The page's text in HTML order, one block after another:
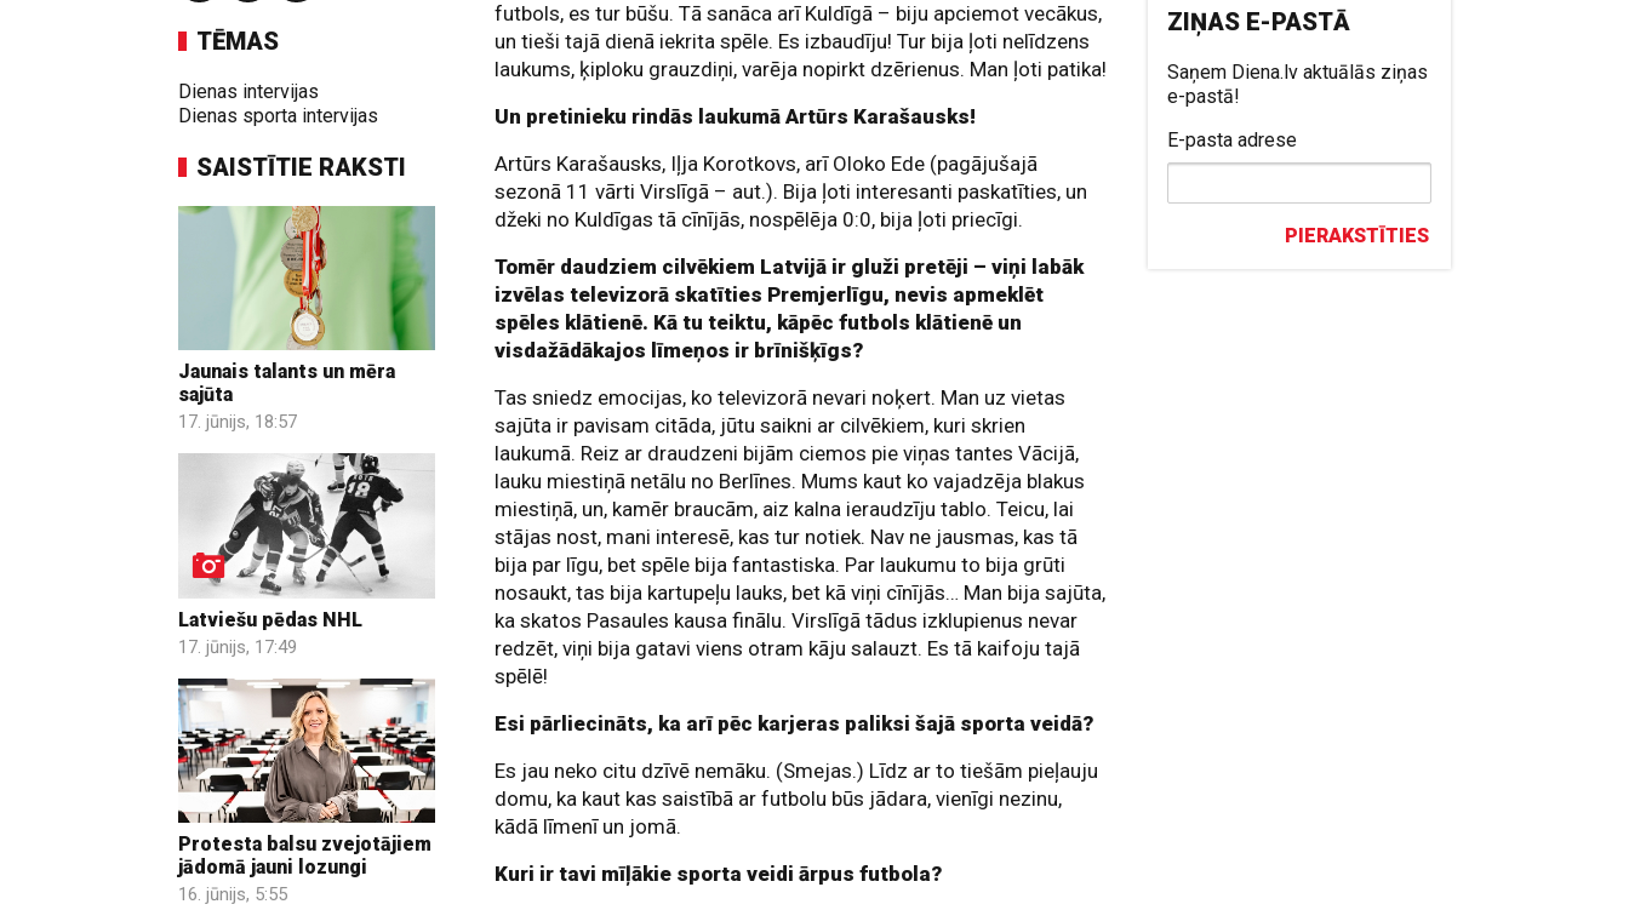
TĒMAS
Dienas intervijas
Dienas sporta intervijas
SAISTĪTIE RAKSTI
Jaunais talants un mēra
sajūta
17. jūnijs, 18:57
Latviešu pēdas NHL
17. jūnijs, 17:49
Protesta balsu zvejotājiem
jādomā jauni lozungi
16. jūnijs, 5:55
futbols, es tur būšu. Tā sanāca arī Kuldīgā – biju apciemot vecākus,
un tieši tajā dienā iekrita spēle. Es izbaudīju! Tur bija ļoti nelīdzens
laukums, ķiploku grauzdiņi, varēja nopirkt dzērienus. Man ļoti patika!
Un pretinieku rindās laukumā Artūrs Karašausks!
Artūrs Karašausks, Iļja Korotkovs, arī Oloko Ede (pagājušajā
sezonā 11 vārti Virslīgā – aut.). Bija ļoti interesanti paskatīties, un
džeki no Kuldīgas tā cīnījās, nospēlēja 0:0, bija ļoti priecīgi.
Tomēr daudziem cilvēkiem Latvijā ir gluži pretēji – viņi labāk
izvēlas televizorā skatīties Premjerlīgu, nevis apmeklēt
spēles klātienē. Kā tu teiktu, kāpēc futbols klātienē un
visdažādākajos līmeņos ir brīnišķīgs?
Tas sniedz emocijas, ko televizorā nevari noķert. Man uz vietas
sajūta ir pavisam citāda, jūtu saikni ar cilvēkiem, kuri skrien
laukumā. Reiz ar draudzeni bijām ciemos pie viņas tantes Vācijā,
lauku miestiņā netālu no Berlīnes. Mums kaut ko vajadzēja blakus
miestiņā, un, kamēr braucām, aiz kalna ieraudzīju tablo. Teicu, lai
stājas nost, mani interesē, kas tur notiek. Nav ne jausmas, kas tā
bija par līgu, bet spēle bija fantastiska. Par laukumu to bija grūti
nosaukt, tas bija kartupeļu lauks, bet kā viņi cīnījās… Man bija sajūta,
ka skatos Pasaules kausa finālu. Virslīgā tādus izklupienus nevar
redzēt, viņi bija gatavi viens otram kāju salauzt. Es tā kaifoju tajā
spēlē!
Esi pārliecināts, ka arī pēc karjeras paliksi šajā sporta veidā?
Es jau neko citu dzīvē nemāku. (Smejas.) Līdz ar to tiešām pieļauju
domu, ka kaut kas saistībā ar futbolu būs jādara, vienīgi nezinu,
kādā līmenī un jomā.
Kuri ir tavi mīļākie sporta veidi ārpus futbola?
ZIŅAS E-PASTĀ
Saņem Diena.lv aktuālās ziņas
e-pastā!
E-pasta adrese
PIERAKSTĪTIES